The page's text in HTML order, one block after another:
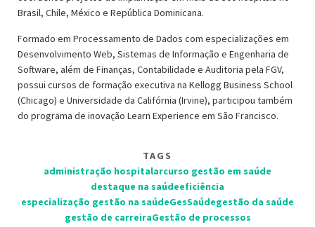
Brasil, Chile, México e República Dominicana.
Formado em Processamento de Dados com especializações em
Desenvolvimento Web, Sistemas de Informação e Engenharia de
Software, além de Finanças, Contabilidade e Auditoria pela FGV,
possui cursos de formação executiva na Kellogg Business School
(Chicago) e Universidade da Califórnia (Irvine), participou também
do programa de inovação Learn Experience em São Francisco.
TAGS
administração hospitalarcurso gestão em saúde
destaque na saúdeeficiência
especialização gestão na saúdeGesSaúdegestão da saúde
gestão de carreiraGestão de processos